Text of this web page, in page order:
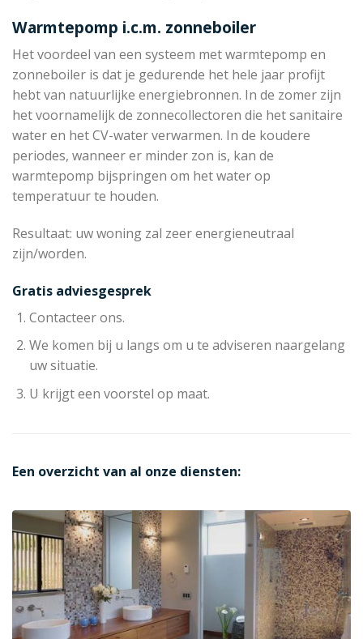
Warmtepomp i.c.m. zonneboiler
Het voordeel van een systeem met warmtepomp en
zonneboiler is dat je gedurende het hele jaar profijt
hebt van natuurlijke energiebronnen. In de zomer zijn
het voornamelijk de zonnecollectoren die het sanitaire
water en het CV-water verwarmen. In de koudere
periodes, wanneer er minder zon is, kan de
warmtepomp bijspringen om het water op
temperatuur te houden.
Resultaat: uw woning zal zeer energieneutraal
zijn/worden.
Gratis adviesgesprek
Contacteer ons.
We komen bij u langs om u te adviseren naargelang
uw situatie.
U krijgt een voorstel op maat.
Een overzicht van al onze diensten: